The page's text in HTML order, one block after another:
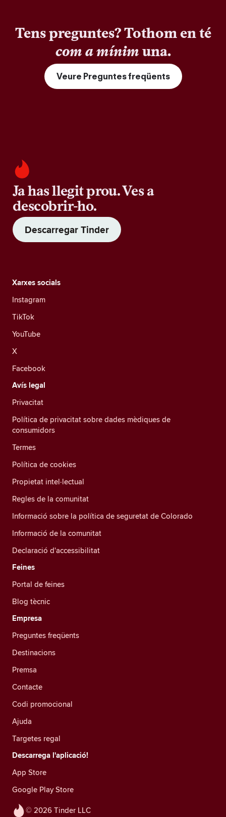
Tens preguntes? Tothom en té
com a mínimuna.
Veure Preguntes freqüents
Ja has llegit prou. Ves a
descobrir-ho.
Descarregar Tinder
© 2026 Tinder LLC
Xarxes socials
Instagram
TikTok
YouTube
X
Facebook
Avís legal
Privacitat
Política de privacitat sobre dades mèdiques de
consumidors
Termes
Política de cookies
Propietat intel·lectual
Regles de la comunitat
Informació sobre la política de seguretat de Colorado
Informació de la comunitat
Declaració d'accessibilitat
Feines
Portal de feines
Blog tècnic
Empresa
Preguntes freqüents
Destinacions
Premsa
Contacte
Codi promocional
Ajuda
Targetes regal
Descarrega l'aplicació!
App Store
Google Play Store